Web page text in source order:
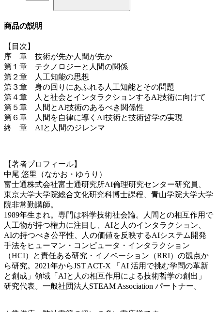
商品の説明
【目次】
序 章 技術が先か人間が先か
第１章 テクノロジーと人間の関係
第２章 人工知能の思想
第３章 身の回りにあふれる人工知能とその問題
第４章 人と社会とインタラクションするAI技術に向けて
第５章 人間とAI技術のあるべき関係性
第６章 人間を自律に導くAI技術と技術哲学の実現
終 章 AIと人間のジレンマ
【著者プロフィール】
中尾 悠里（なかお・ゆうり）
富士通株式会社富士通研究所AI倫理研究センター研究員、
東京大学大学院総合文化研究科博士課程、青山学院大学大学
院非常勤講師。
1989年生まれ。専門は科学技術社会論。人間との相互作用で
人工物が持つ権力に注目し、AIと人のインタラクション、
AIの持つべき公平性、人の価値を反映するAIシステム開発
手法をヒューマン・コンピュータ・インタラクション
（HCI）と責任ある研究・イノベーション（RRI）の観点か
ら研究。2021年からJST ACT-X 「AI 活用で挑む学問の革新
と創成」領域「AIと人の相互作用による技術哲学の創出」
研究代表。一般社団法人STEAM Association パートナー。